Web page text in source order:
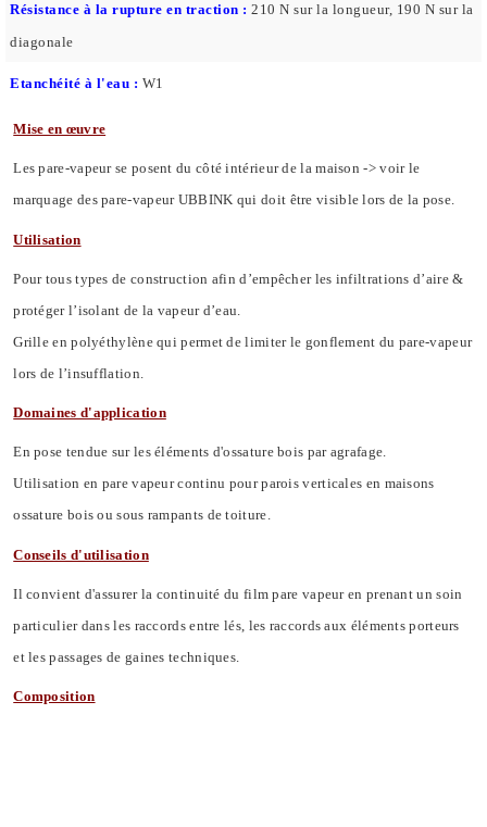
Résistance à la rupture en traction : 210 N sur la longueur, 190 N sur la
diagonale
Etanchéité à l'eau : W1
Mise en œuvre
Les pare-vapeur se posent du côté intérieur de la maison -> voir le
marquage des pare-vapeur UBBINK qui doit être visible lors de la pose.
Utilisation
Pour tous types de construction afin d’empêcher les infiltrations d’aire &
protéger l’isolant de la vapeur d’eau.
Grille en polyéthylène qui permet de limiter le gonflement du pare-vapeur
lors de l’insufflation.
Domaines d'application
En pose tendue sur les éléments d'ossature bois par agrafage.
Utilisation en pare vapeur continu pour parois verticales en maisons
ossature bois ou sous rampants de toiture.
Conseils d'utilisation
Il convient d'assurer la continuité du film pare vapeur en prenant un soin
particulier dans les raccords entre lés, les raccords aux éléments porteurs
et les passages de gaines techniques.
Composition